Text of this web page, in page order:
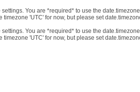
You are *required* to use the
'UTC' for now, but please set
You are *required* to use the
'UTC' for now, but please set